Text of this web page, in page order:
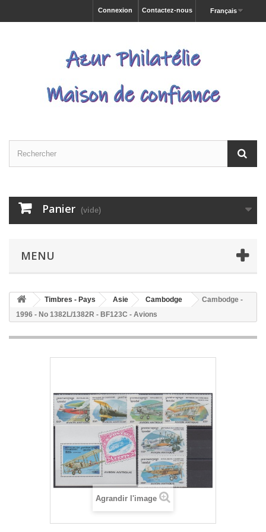
Français
Contactez-nous
Connexion
Panier (vide)
MENU
Timbres - Pays Asie Cambodge
Cambodge -
1996 - No 1382L/1382R - BF123C - Avions
Agrandir l'image